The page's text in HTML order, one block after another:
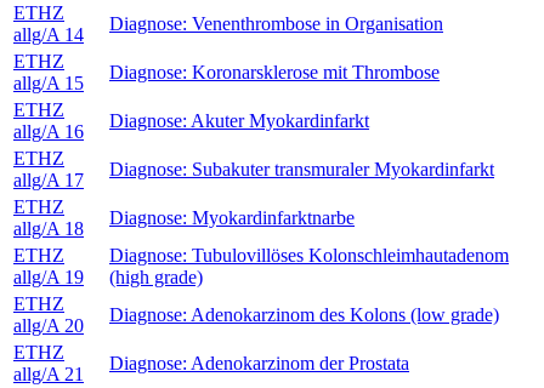
ETHZ
allg/A 14
Diagnose: Venenthrombose in Organisation
ETHZ
allg/A 15
Diagnose: Koronarsklerose mit Thrombose
ETHZ
allg/A 16
Diagnose: Akuter Myokardinfarkt
ETHZ
allg/A 17
Diagnose: Subakuter transmuraler Myokardinfarkt
ETHZ
allg/A 18
Diagnose: Myokardinfarktnarbe
ETHZ
allg/A 19
Diagnose: Tubulovillöses Kolonschleimhautadenom
(high grade)
ETHZ
allg/A 20
Diagnose: Adenokarzinom des Kolons (low grade)
ETHZ
allg/A 21
Diagnose: Adenokarzinom der Prostata